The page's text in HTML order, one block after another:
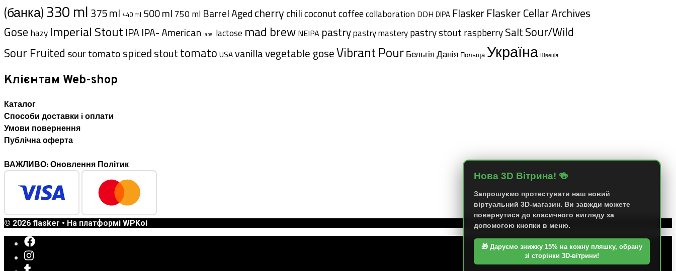
(банка)330 ml 375 ml 440 ml 500 ml 750 ml Barrel Agedcherrychilicoconutcoffeecollaboration DDH DIPA FlaskerFlasker Cellar Archives
Gose hazy Imperial Stout IPA IPA- American label lactose mad brew NEIPA pastrypastry masterypastry stout raspberrySaltSour/Wild
Sour Fruited sour tomatospicedstouttomato USAvanillavegetable goseVibrant PourБельгіяДанія Польща Україна Швеція
Клієнтам Web-shop
Каталог
Способи доставки i оплати
Умови повернення
Публічна оферта
ВАЖЛИВО: Оновлення Політик
© 2026 flasker • На платформі WPKoi
Нова 3D Вітрина! 🍻
Запрошуємо протестувати наш новий
віртуальний 3D-магазин. Ви завжди можете
повернутися до класичного вигляду за
допомогою кнопки в меню.
🎁 Даруємо знижку 15% на кожну пляшку, обрану
зі сторінки 3D-вітрини!